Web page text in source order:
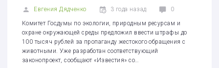
Евгения Дядченко 3 года назад 0
Комитет Госдумы по экологии, природным ресурсам и
охране окружающей среды предложил ввести штрафы до
100 тысяч рублей за пропаганду жестокого обращения с
животными. Уже разработан соответствующий
законопроект, сообщают «Известия» со…